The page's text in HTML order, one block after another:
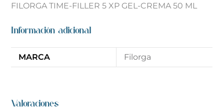
FILORGA TIME-FILLER 5 XP GEL-CREMA 50 ML
Información adicional
MARCA Filorga
Valoraciones